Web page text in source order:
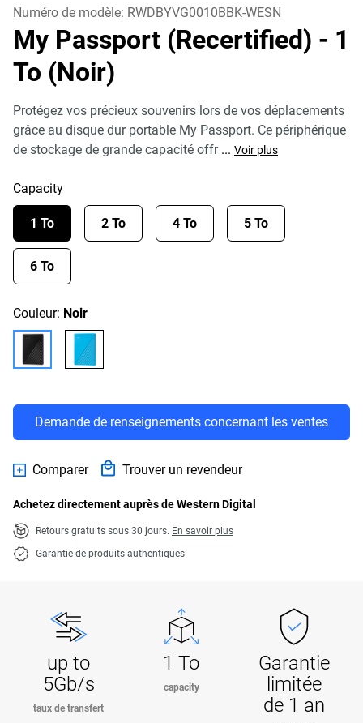
Numéro de modèle: RWDBYVG0010BBK-WESN
My Passport (Recertified) - 1
To (Noir)
Protégez vos précieux souvenirs lors de vos déplacements
grâce au disque dur portable My Passport. Ce périphérique
de stockage de grande capacité offr ... Voir plus
Capacity
1 To 2 To 4 To 5 To
6 To
Couleur: Noir
Demande de renseignements concernant les ventes
Comparer Trouver un revendeur
Achetez directement auprès de Western Digital
Retours gratuits sous 30 jours. En savoir plus
Garantie de produits authentiques
up to
5Gb/s
taux de transfert
1 To
capacity
Garantie
limitée
de 1 an